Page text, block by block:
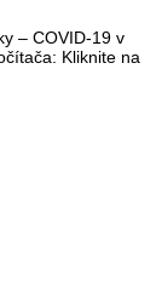
– COVID-19 v
Kliknite na